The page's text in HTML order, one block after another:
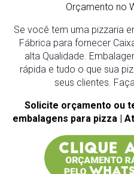
Orçamento no
Se você tem uma pizzaria
Fábrica para fornecer
alta Qualidade.
rápida e tudo o que sua
seus clientes.
Solicite orçamento ou
embalagens para pizza |